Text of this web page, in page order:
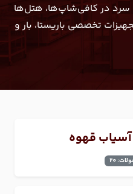
سرد در کافی‌شاپ‌ها، هتل‌ها
تخصصی باریستا، بار و
قهوه
20